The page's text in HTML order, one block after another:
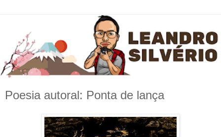
Poesia autoral: Ponta de lança